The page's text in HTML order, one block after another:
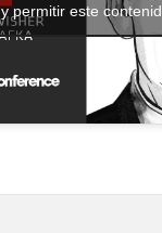
y permitir este